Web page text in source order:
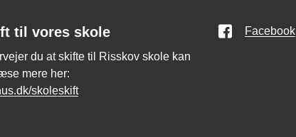
til vores skole
du at skifte til Risskov skole kan
mere her:
skoleskift
Facebook